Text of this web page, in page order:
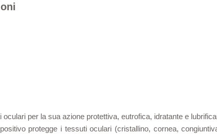
per la sua azione protettiva, eutrofica, idratante e
protegge i tessuti oculari (cristallino, cornea,